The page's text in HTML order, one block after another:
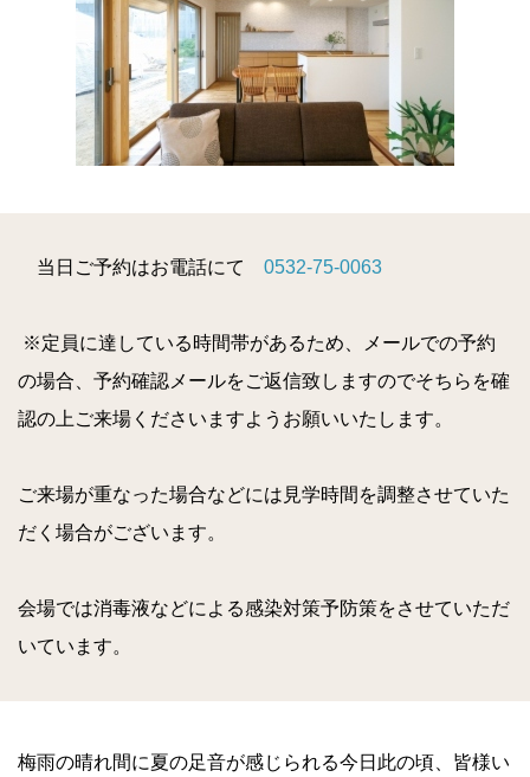
当日ご予約はお電話にて 0532-75-0063
※定員に達している時間帯があるため、メールでの予約
の場合、予約確認メールをご返信致しますのでそちらを確
認の上ご来場くださいますようお願いいたします。
ご来場が重なった場合などには見学時間を調整させていた
だく場合がございます。
会場では消毒液などによる感染対策予防策をさせていただ
いています。
梅雨の晴れ間に夏の足音が感じられる今日此の頃、皆様い